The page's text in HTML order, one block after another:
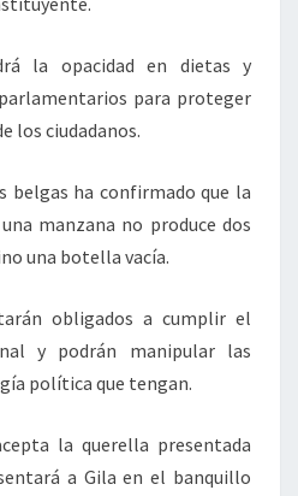
la opacidad en dietas y
para proteger
los ciudadanos.
belgas ha confirmado que la
manzana no produce dos
una botella vacía.
obligados a cumplir el
y podrán manipular las
política que tengan.
la querella presentada
a Gila en el banquillo